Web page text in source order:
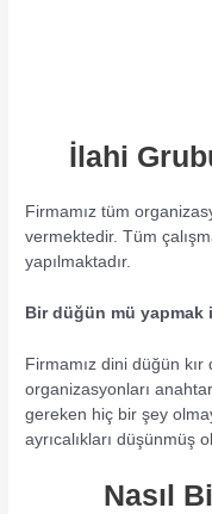
İlahi
Firmamız tüm
vermektedir. Tüm
yapılmaktadır.
Bir düğün mü yapmak
Firmamız dini düğün
organizasyonları
gereken hiç bir şey
ayrıcalıkları düşünmüş
Nasıl